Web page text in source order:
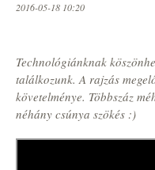
2016-05-18 10:20
Technológiánknak
találkozunk. A rajzás
követelménye. Többszáz
néhány csúnya szökés :)